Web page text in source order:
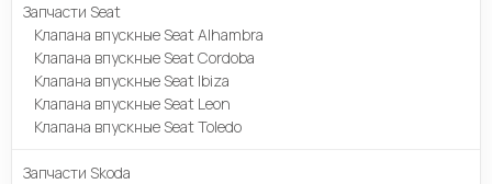
Запчасти Seat
Клапана впускные Seat Alhambra
Клапана впускные Seat Cordoba
Клапана впускные Seat Ibiza
Клапана впускные Seat Leon
Клапана впускные Seat Toledo
Запчасти Skoda